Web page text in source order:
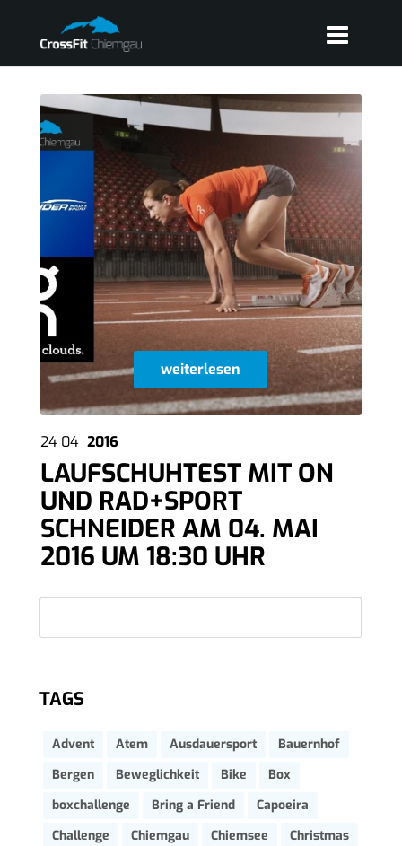
weiterlesen
24 04 2016
LAUFSCHUHTEST MIT ON
UND RAD+SPORT
SCHNEIDER AM 04. MAI
2016 UM 18:30 UHR
TAGS
Advent Atem Ausdauersport
Bauernhof
Bergen
Beweglichkeit Bike
Box
boxchallenge
Bring a Friend
Capoeira
Challenge
Chiemgau Chiemsee
Christmas